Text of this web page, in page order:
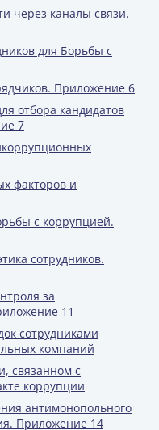
через каналы связи.
для Борьбы с
Приложение 6
отбора кандидатов
7
факторов и
с коррупцией.
сотрудников.
за
11
сотрудниками
компаний
связанном с
коррупции
антимонопольного
Приложение 14